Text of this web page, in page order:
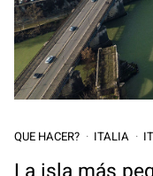
QUE HACER? ITALIA